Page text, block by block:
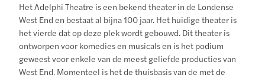
Het Adelphi Theatre is een bekend theater in de Londense
West End en bestaat al bijna 100 jaar. Het huidige theater is
het vierde dat op deze plek wordt gebouwd. Dit theater is
ontworpen voor komedies en musicals en is het podium
geweest voor enkele van de meest geliefde producties van
West End. Momenteel is het de thuisbasis van de met de